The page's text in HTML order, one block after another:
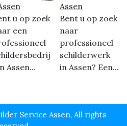
u op zoek
een
Assen...
Assen
Bent u op zoek
naar
professioneel
schilderwerk
in Assen? Een...
Service Assen, All rights